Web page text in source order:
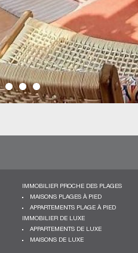
IMMOBILIER PROCHE DES PLAGES
MAISONS PLAGES À PIED
APPARTEMENTS PLAGE À PIED
IMMOBILIER DE LUXE
APPARTEMENTS DE LUXE
MAISONS DE LUXE